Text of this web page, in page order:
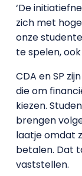
‘De
zich met
onze
te spelen,
CDA en SP
die om
kiezen.
brengen
laatje omdat
betalen. Dat
vaststellen.